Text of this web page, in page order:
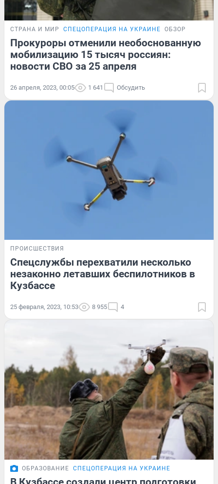
СТРАНА И МИР СПЕЦОПЕРАЦИЯ НА УКРАИНЕ ОБЗОР
Прокуроры отменили необоснованную
мобилизацию 15 тысяч россиян:
новости СВО за 25 апреля
26 апреля, 2023, 00:05 1 641 Обсудить
ПРОИСШЕСТВИЯ
Спецслужбы перехватили несколько
незаконно летавших беспилотников в
Кузбассе
25 февраля, 2023, 10:53 8 955 4
ОБРАЗОВАНИЕ СПЕЦОПЕРАЦИЯ НА УКРАИНЕ